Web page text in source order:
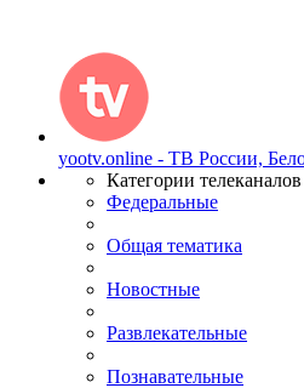
yootv.online - ТВ России,
Категории телеканалов
Федеральные
Общая тематика
Новостные
Развлекательные
Познавательные